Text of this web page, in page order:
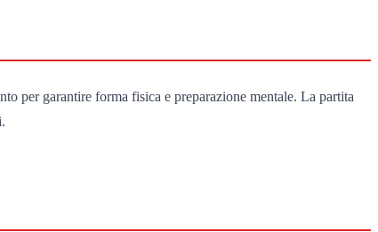
per garantire forma fisica e preparazione mentale. La partita